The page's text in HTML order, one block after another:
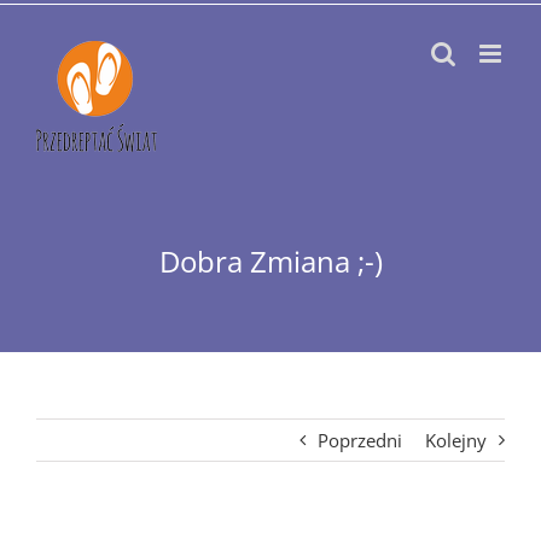
Przejdź
zawartości
Dobra Zmiana ;-)
Poprzedni Kolejny